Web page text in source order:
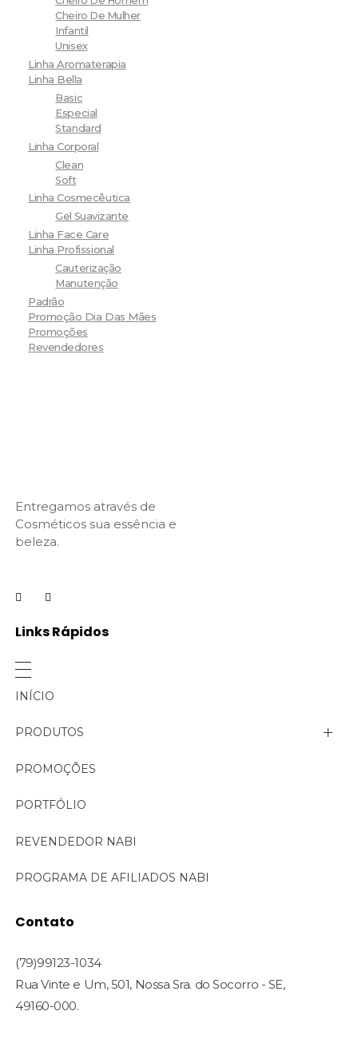
Cheiro De Mulher
Infantil
Unisex
Linha Aromaterapia
Linha Bella
Basic
Especial
Standard
Linha Corporal
Clean
Soft
Linha Cosmecêutica
Gel Suavizante
Linha Face Care
Linha Profissional
Cauterização
Manutenção
Padrão
Promoção Dia Das Mães
Promoções
Revendedores
Entregamos através de
Cosméticos sua essência e
beleza.
Links Rápidos
INÍCIO
PRODUTOS
Linha Aromas de Nabi
Linha Bella
Linha Corporal
Linha Cosmecêutica
PROMOÇÕES
PORTFÓLIO
REVENDEDOR NABI
PROGRAMA DE AFILIADOS NABI
Contato
(79)99123-1034
Rua Vinte e Um, 501, Nossa Sra. do Socorro - SE,
49160-000.